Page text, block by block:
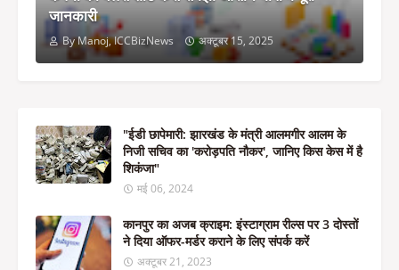
जानकारी
By Manoj, ICCBizNews अक्टूबर 15, 2025
"ईडी छापेमारी: झारखंड के मंत्री आलमगीर आलम के
निजी सचिव का 'करोड़पति नौकर', जानिए किस केस में है
शिकंजा"
मई 06, 2024
कानपुर का अजब क्राइम: इंस्टाग्राम रील्स पर 3 दोस्तों
ने दिया ऑफर-मर्डर कराने के लिए संपर्क करें
अक्टूबर 21, 2023